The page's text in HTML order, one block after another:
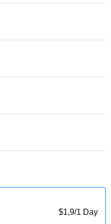
$1,9/1 Day